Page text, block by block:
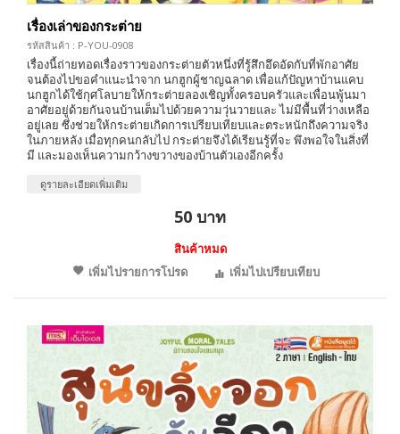
เรื่องเล่าของกระต่าย
รหัสสินค้า : P-YOU-0908
เรื่องนี้ถ่ายทอดเรื่องราวของกระต่ายตัวหนึ่งที่รู้สึกอึดอัดกับที่พักอาศัย
จนต้องไปขอคำแนะนำจาก นกฮูกผู้ชาญฉลาด เพื่อแก้ปัญหาบ้านแคบ
นกฮูกได้ใช้กุศโลบายให้กระต่ายลองเชิญทั้งครอบครัวและเพื่อนพู้นมา
อาศัยอยู่ด้วยกันจนบ้านเต็มไปด้วยความวุ่นวายและ ไม่มีพื้นที่ว่างเหลือ
อยู่เลย ซึ่งช่วยให้กระต่ายเกิดการเปรียบเทียบและตระหนักถึงความจริง
ในภายหลัง เมื่อทุกคนกลับไป กระต่ายจึงได้เรียนรู้ที่จะ พึงพอใจในสิ่งที่
มี และมองเห็นความกว้างขวางของบ้านตัวเองอีกครั้ง
ดูรายละเอียดเพิ่มเติม
50 บาท
สินค้าหมด
เพิ่มไปรายการโปรด
เพิ่มไปเปรียบเทียบ